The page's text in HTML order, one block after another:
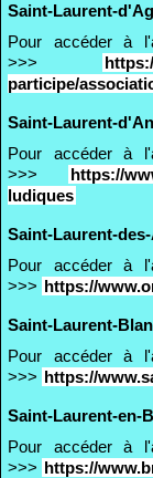
Saint-Laurent-
Pour accéder à
>>>
participe/
Saint-Laurent-
Pour accéder à
>>>
https://
ludiques
Saint-Laurent-
Pour accéder à
>>> https://
Saint-Laurent-
Pour accéder à
>>> https://
Saint-Laurent-en-
Pour accéder à
>>> https://